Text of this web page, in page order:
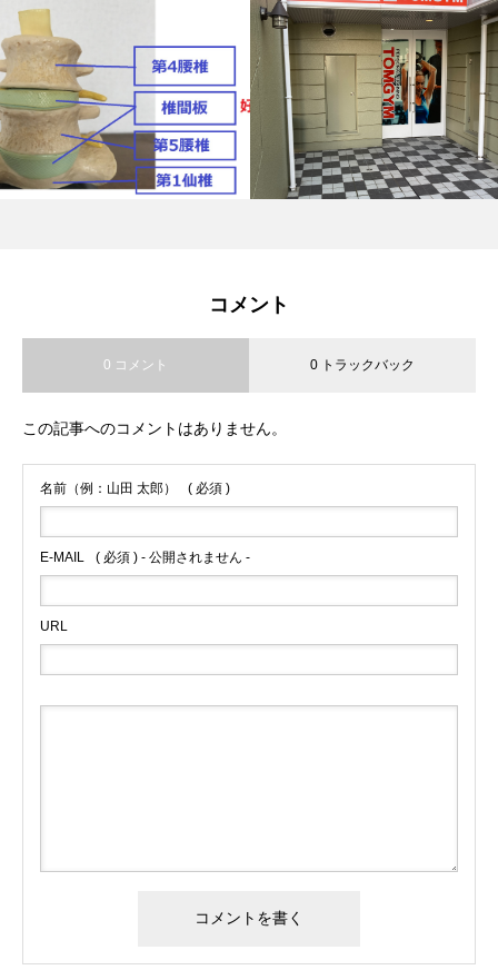
コメント
0 コメント 0 トラックバック
この記事へのコメントはありません。
名前（例：山田 太郎） ( 必須 )
E-MAIL ( 必須 ) - 公開されません -
URL